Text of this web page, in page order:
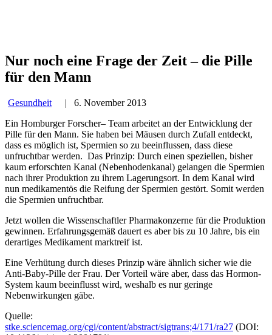
Nur noch eine Frage der Zeit – die Pille
für den Mann
Gesundheit | 6. November 2013
Ein Homburger Forscher– Team arbeitet an der Entwicklung der
Pille für den Mann. Sie haben bei Mäusen durch Zufall entdeckt,
dass es möglich ist, Spermien so zu beeinflussen, dass diese
unfruchtbar werden. Das Prinzip: Durch einen speziellen, bisher
kaum erforschten Kanal (Nebenhodenkanal) gelangen die Spermien
nach ihrer Produktion zu ihrem Lagerungsort. In dem Kanal wird
nun medikamentös die Reifung der Spermien gestört. Somit werden
die Spermien unfruchtbar.
Jetzt wollen die Wissenschaftler Pharmakonzerne für die Produktion
gewinnen. Erfahrungsgemäß dauert es aber bis zu 10 Jahre, bis ein
derartiges Medikament marktreif ist.
Eine Verhütung durch dieses Prinzip wäre ähnlich sicher wie die
Anti-Baby-Pille der Frau. Der Vorteil wäre aber, dass das Hormon-
System kaum beeinflusst wird, weshalb es nur geringe
Nebenwirkungen gäbe.
Quelle:
stke.sciencemag.org/cgi/content/abstract/sigtrans;4/171/ra27 (DOI: